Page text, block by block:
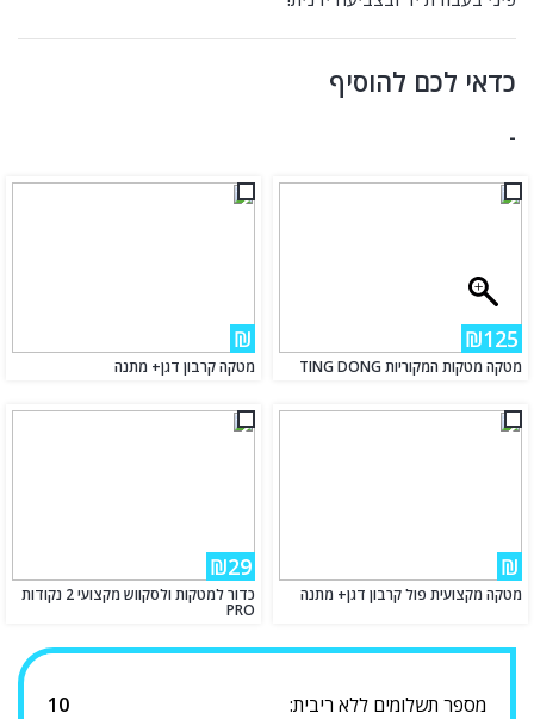
כדאי לכם להוסיף
-
₪125
מטקה מטקות המקוריות TING DONG
₪
מטקה קרבון דגן+ מתנה
₪
מטקה מקצועית פול קרבון דגן+ מתנה
₪29
כדור למטקות ולסקווש מקצועי 2 נקודות
PRO
מספר תשלומים ללא ריבית:
10